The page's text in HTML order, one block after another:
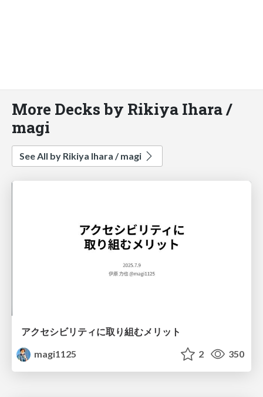
More Decks by Rikiya Ihara /
magi
See All by Rikiya Ihara / magi
アクセシビリティに取り組むメリット
magi1125
2 350